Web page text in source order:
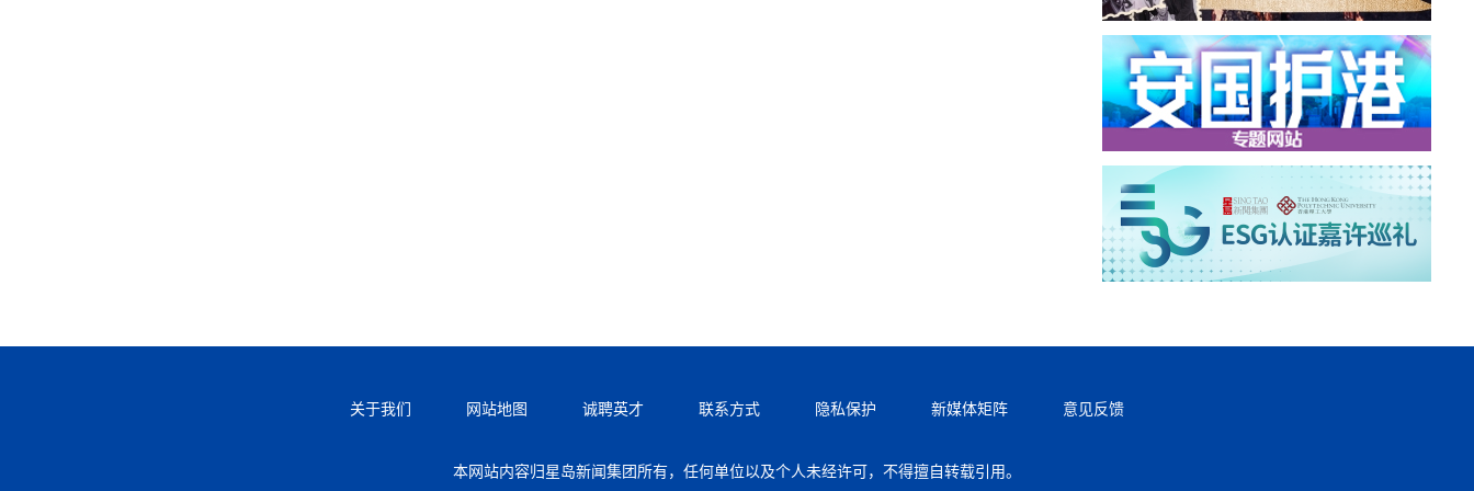
关于我们 网站地图 诚聘英才 联系方式 隐私保护 新媒体矩阵 意见反馈
本网站内容归星岛新闻集团所有，任何单位以及个人未经许可，不得擅自转载引用。